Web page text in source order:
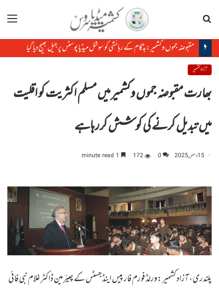
مینو
پاکستان کشمیریوں کے حق خودارادیت کی حمایت جاری رکھے گا
آزاد کشمیر
بھارت مقبوضہ جموں وکشمیر میں مسلم اکثریت کو اقلیت
میں تبدیل کرنے کی کوشش کررہاہے
15 دسمبر, 2025 0
172
پلندری، آزاد کشمیر :ورلڈ فورم فار پیس اینڈ جسٹس کے چیئرمین ڈاکٹر غلام نبی فائی